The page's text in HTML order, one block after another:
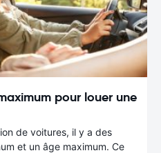
pour louer une
de voitures, il y a des
et un âge maximum. Ce